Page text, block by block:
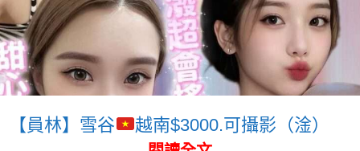
【員林】雪谷 越南$3000.可攝影（淦）